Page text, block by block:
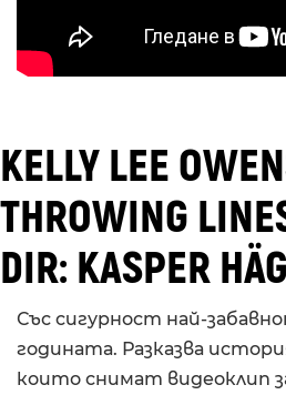
KELLY LEE
THROWING
DIR: KASPER
Със сигурност най-
годината. Разказва
които снимат видеоклип